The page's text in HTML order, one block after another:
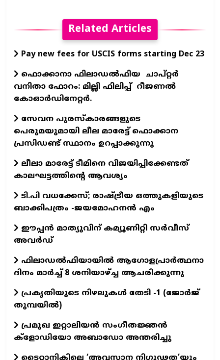
Related Articles
Pay new fees for USCIS forms starting Dec 23
ഫൊക്കാനാ ഫിലാഡല്‍ഫിയ ചാപ്റ്റര്‍
വനിതാ ഫോറം: മില്ലി ഫിലിപ്പ് റീജണല്‍
കോഓര്‍ഡിനേറ്റര്‍.
സേവന പുരസ്‌കാരങ്ങളുടെ
പെരുമയുമായി ലീല മാരേട്ട് ഫൊക്കാന
പ്രസിഡണ്ട് സ്ഥാനം ഉറപ്പാക്കുന്നു
ലീലാ മാരേട്ട് ടീമിനെ വിജയിപ്പിക്കേണ്ടത്
കാലഘട്ടത്തിന്റെ ആവശ്യം
ടി.പി വധക്കേസ്; രാഷ്ട്രീയ ഒത്തുകളിയുടെ
ബാക്കിപത്രം -ജയമോഹനന്‍ എം
ഈപ്പന്‍ മാത്യുവിന്‌ കമ്യൂണിറ്റി സര്‍വീസ്‌
അവര്‍ഡ്‌
ഫിലാഡല്‍ഫിയായില്‍ ആഗോളപ്രാര്‍ത്ഥനാ
ദിനം മാര്‍ച്ച്‌ 8 ശനിയാഴ്‌ച്ച ആചരിക്കുന്നു
പ്രകൃതിയുടെ നിഴലുകള്‍ തേടി -1 (ജോര്‍ജ്‌
തുമ്പയില്‍)
പ്രമുഖ ഇറ്റാലിയന്‍ സംഗീതജ്ഞന്‍
ക്ളോഡിയോ അബാഡോ അന്തരിച്ചു